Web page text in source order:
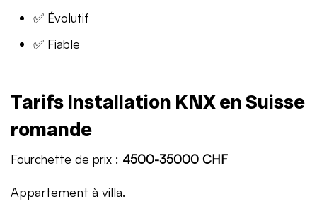
✅ Évolutif
✅ Fiable
Tarifs Installation KNX en Suisse
romande
Fourchette de prix : 4500-35000 CHF
Appartement à villa.